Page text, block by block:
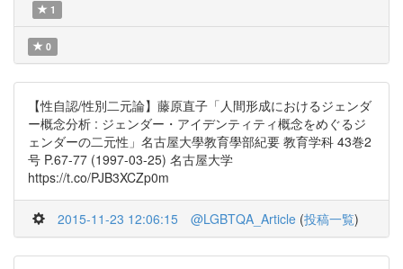
1
0
【性自認/性別二元論】藤原直子「人間形成におけるジェンダ
ー概念分析 : ジェンダー・アイデンティティ概念をめぐるジ
ェンダーの二元性」名古屋大學教育學部紀要 教育学科 43巻2
号 P.67-77 (1997-03-25) 名古屋大学
https://t.co/PJB3XCZp0m
2015-11-23 12:06:15 @LGBTQA_Article (投稿一覧)